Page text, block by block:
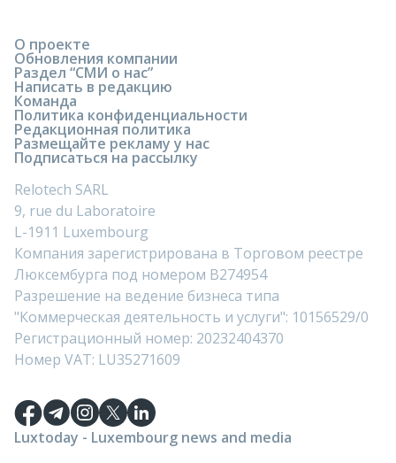
О проекте
Обновления компании
Раздел “СМИ о нас”
Написать в редакцию
Команда
Политика конфиденциальности
Редакционная политика
Размещайте рекламу у нас
Подписаться на рассылку
Relotech SARL
9, rue du Laboratoire
L-1911 Luxembourg
Компания зарегистрирована в Торговом реестре
Люксембурга под номером B274954
Разрешение на ведение бизнеса типа
"Коммерческая деятельность и услуги": 10156529/0
Регистрационный номер: 20232404370
Номер VAT: LU35271609
Luxtoday - Luxembourg news and media